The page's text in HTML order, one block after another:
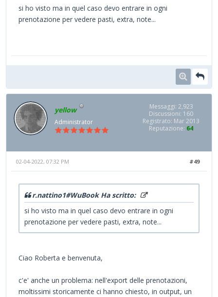
si ho visto ma in quel caso devo entrare in ogni
prenotazione per vedere pasti, extra, note...
yellow
Administrator
Messaggi: 2,923
Discussioni: 160
Registrato: Mar 2013
Reputazione: 64
#49
02-04-2022, 07:32 PM
r.nattino1#WuBook Ha scritto:
si ho visto ma in quel caso devo entrare in ogni
prenotazione per vedere pasti, extra, note...
Ciao Roberta e benvenuta,
c'e' anche un problema: nell'export delle prenotazioni,
moltissimi storicamente ci hanno chiesto, in output, un